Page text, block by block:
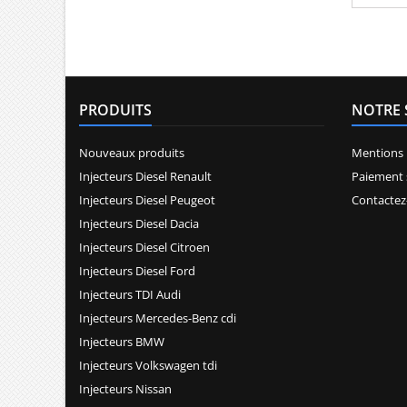
PRODUITS
Nouveaux produits
Injecteurs Diesel Renault
Injecteurs Diesel Peugeot
Injecteurs Diesel Dacia
Injecteurs Diesel Citroen
Injecteurs Diesel Ford
Injecteurs TDI Audi
Injecteurs Mercedes-Benz cdi
Injecteurs BMW
Injecteurs Volkswagen tdi
Injecteurs Nissan
NOTRE
Mentions
Paiement